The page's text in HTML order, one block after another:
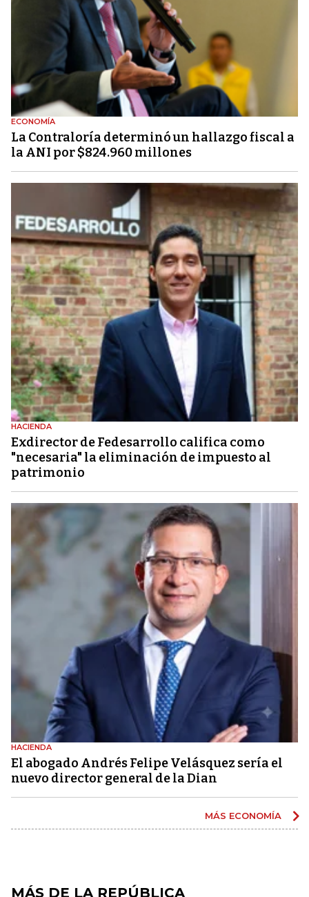
ECONOMÍA
La Contraloría determinó un hallazgo fiscal a
la ANI por $824.960 millones
HACIENDA
Exdirector de Fedesarrollo califica como
"necesaria" la eliminación de impuesto al
patrimonio
HACIENDA
El abogado Andrés Felipe Velásquez sería el
nuevo director general de la Dian
MÁS ECONOMÍA
MÁS DE LA REPÚBLICA